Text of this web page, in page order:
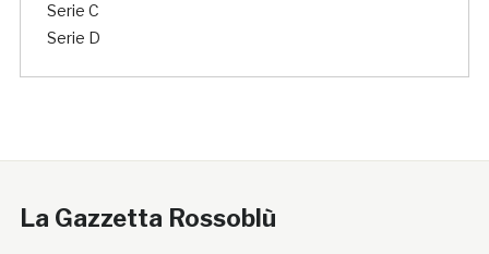
Serie C
Serie D
La Gazzetta Rossoblù